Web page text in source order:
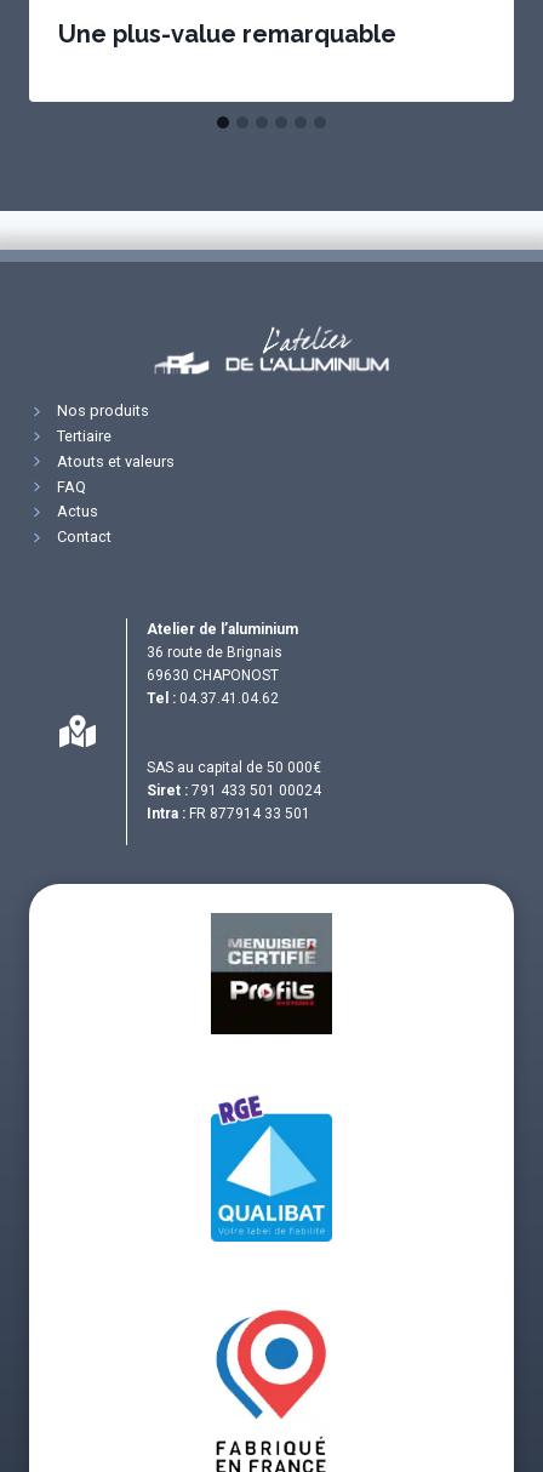
Une plus-value remarquable
Nos produits
Tertiaire
Atouts et valeurs
FAQ
Actus
Contact
Atelier de l’aluminium
36 route de Brignais
69630 CHAPONOST
Tel : 04.37.41.04.62
SAS au capital de 50 000€
Siret : 791 433 501 00024
Intra : FR 877914 33 501